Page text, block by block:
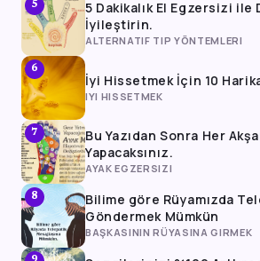
5
5 Dakikalık El Egzersizi ile
İyileştirin.
ALTERNATIF TIP YÖNTEMLERI
6
İyi Hissetmek İçin 10
IYI HISSETMEK
7
Bu Yazıdan Sonra Her
Yapacaksınız.
AYAK EGZERSIZI
8
Bilime göre Rüyamızda
Göndermek Mümkün
BAŞKASININ RÜYASINA GIRMEK